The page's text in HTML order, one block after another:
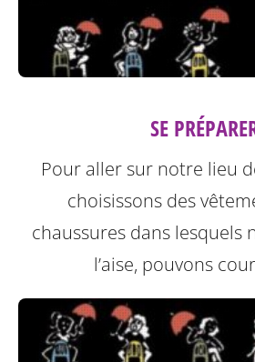
SE
Pour aller sur notre lieu
choisissons des
chaussures dans lesquels
l’aise, pouvons